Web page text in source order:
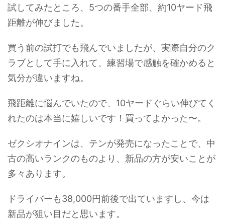
試してみたところ、5つの番手全部、約10ヤード飛
距離が伸びました。
買う前の試打でも飛んでいましたが、実際自分のク
ラブとして手に入れて、練習場で感触を確かめると
気分が違いますね。
飛距離に悩んでいたので、10ヤードぐらい伸びてく
れたのは本当に嬉しいです！買ってよかった〜。
ゼクシオナインは、テンが発売になったことで、中
古の高いランクのものより、新品の方が安いことが
多々あります。
ドライバーも38,000円前後で出ていますし、今は
新品が狙い目だと思います。